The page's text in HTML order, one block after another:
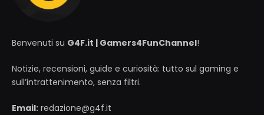
Benvenuti su G4F.it | Gamers4FunChannel!
Notizie, recensioni, guide e curiosità: tutto sul gaming e
sull’intrattenimento, senza filtri.
Email: redazione@g4f.it